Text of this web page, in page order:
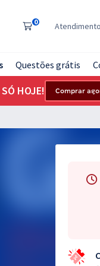
0 Atendimento
Questões grátis
HOJE! Comprar